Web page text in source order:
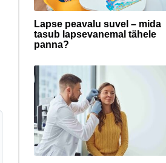
Lapse peavalu suvel – mida
tasub lapsevanemal tähele
panna?